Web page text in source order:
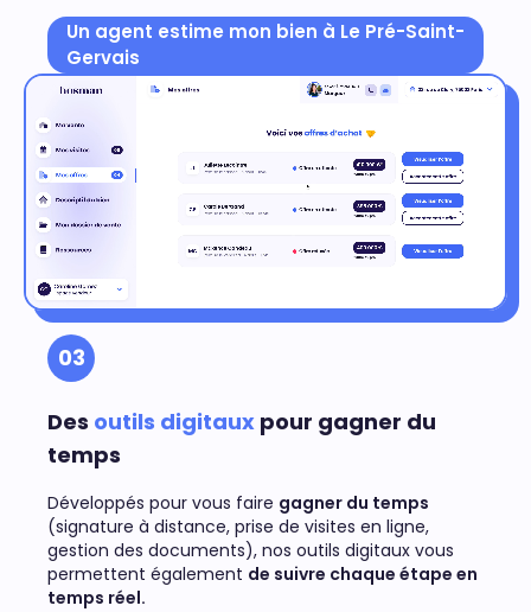
Un agent estime mon bien à Le Pré-Saint-
Gervais
03
Des outils digitaux pour gagner du
temps
Développés pour vous faire gagner du temps
(signature à distance, prise de visites en ligne,
gestion des documents), nos outils digitaux vous
permettent également de suivre chaque étape en
temps réel.